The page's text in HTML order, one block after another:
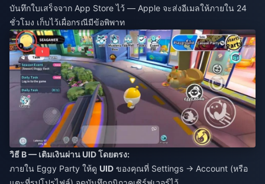
บันทึกใบเสร็จจาก App Store ไว้ — Apple จะส่งอีเมลให้ภายใน 24
ชั่วโมง เก็บไว้เผื่อกรณีมีข้อพิพาท
วิธี B — เติมเงินผ่าน UID โดยตรง:
ภายใน Eggy Party ให้ดู UID ของคุณที่ Settings → Account (หรือ